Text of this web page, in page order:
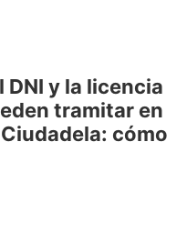
DNI y la licencia
tramitar en
cómo